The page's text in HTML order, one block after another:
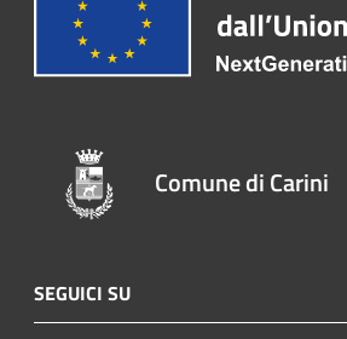
Comune di Carini
SEGUICI SU